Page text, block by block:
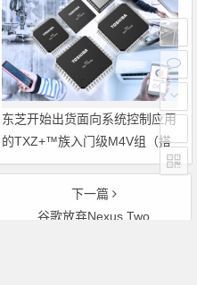
东芝开始出货面向系统控制应用
的TXZ+™族入门级M4V组（搭
载Arm Cortex‑M4内核的标准微
控制器）工程样品
下一篇
谷歌放弃Nexus Two